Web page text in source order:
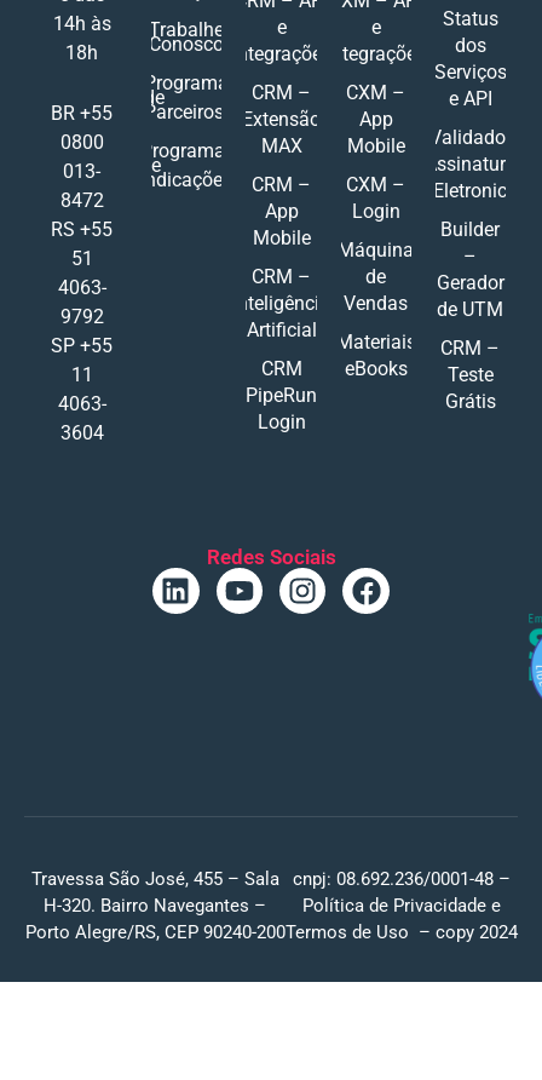
14h às
18h
BR +55
0800
013-
8472
RS +55
51
4063-
9792
SP +55
11
4063-
3604
Trabalhe
Conosco
Programa
de
Parceiros
Programa
de
Indicações
e
Integrações
CRM –
Extensão
MAX
CRM –
App
Mobile
CRM –
Inteligência
Artificial
CRM
PipeRun
Login
e
Integrações
CXM –
App
Mobile
CXM –
Login
Máquina
de
Vendas
Materiais
eBooks
Status
dos
Serviços
e API
Validador
Assinatura
Eletronic
Builder
–
Gerador
de UTM
CRM –
Teste
Grátis
Redes Sociais
Travessa São José, 455 – Sala
H-320. Bairro Navegantes –
Porto Alegre/RS, CEP 90240-200
cnpj: 08.692.236/0001-48 –
Política de Privacidade e
Termos de Uso – copy 2024